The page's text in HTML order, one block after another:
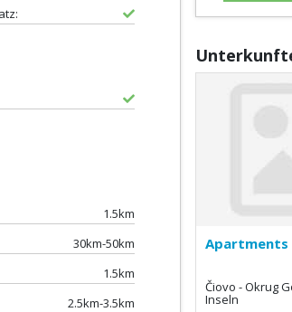
1.5km
30km-50km
1.5km
2.5km-3.5km
Apartments
Čiovo - Okrug
Inseln